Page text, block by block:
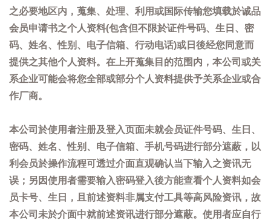
之必要地区内，蒐集、处理、利用或国际传输您填载於诚品
会员申请书之个人资料(包含但不限於证件号码、生日、密
码、姓名、性别、电子信箱、行动电话)或日後经您同意而
提供之其他个人资料。在上开蒐集目的范围内，本公司或关
系企业可能会将您全部或部分个人资料提供予关系企业或合
作厂商。
本公司於使用者注册及登入页面未就会员证件号码、生日、
密码、姓名、性别、电子信箱、手机号码进行部分遮蔽，以
利会员於操作流程可透过介面直观确认当下输入之资讯无
误；另因使用者需要输入密码登入後方能查看个人资料如会
员卡号、生日，且前述资料非属支付工具等高风险资讯，故
本公司未於介面中就前述资讯进行部分遮蔽。使用者应自行